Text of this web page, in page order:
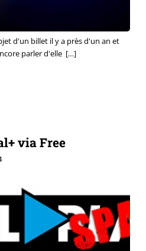
d'un billet il y a près d'un an et
parler d'elle […]
via Free